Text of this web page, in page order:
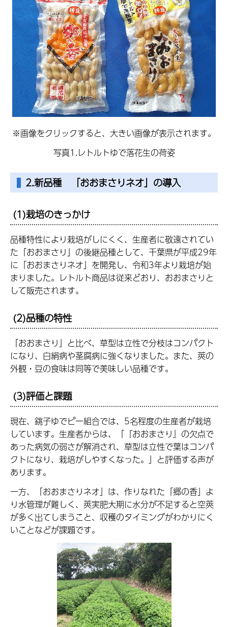
※画像をクリックすると、大きい画像が表示されます。
写真1.レトルトゆで落花生の荷姿
2.新品種 「おおまさりネオ」の導入
(1)栽培のきっかけ
品種特性により栽培がしにくく、生産者に敬遠されてい
た「おおまさり」の後継品種として、千葉県が平成29年
に「おおまさりネオ」を開発し、令和3年より栽培が始
まりました。レトルト商品は従来どおり、おおまさりと
して販売されます。
(2)品種の特性
「おおまさり」と比べ、草型は立性で分枝はコンパクト
になり、白絹病や茎腐病に強くなりました。また、莢の
外観・豆の食味は同等で美味しい品種です。
(3)評価と課題
現在、銚子ゆでピー組合では、5名程度の生産者が栽培
しています。生産者からは、「『おおまさり』の欠点で
あった病気の弱さが解消され、草型は立性で葉はコンパ
クトになり、栽培がしやすくなった。」と評価する声が
あります。
一方、「おおまさりネオ」は、作りなれた「郷の香」よ
り水管理が難しく、莢実肥大期に水分が不足すると空莢
が多く出てしまうこと、収穫のタイミングがわかりにく
いことなどが課題です。